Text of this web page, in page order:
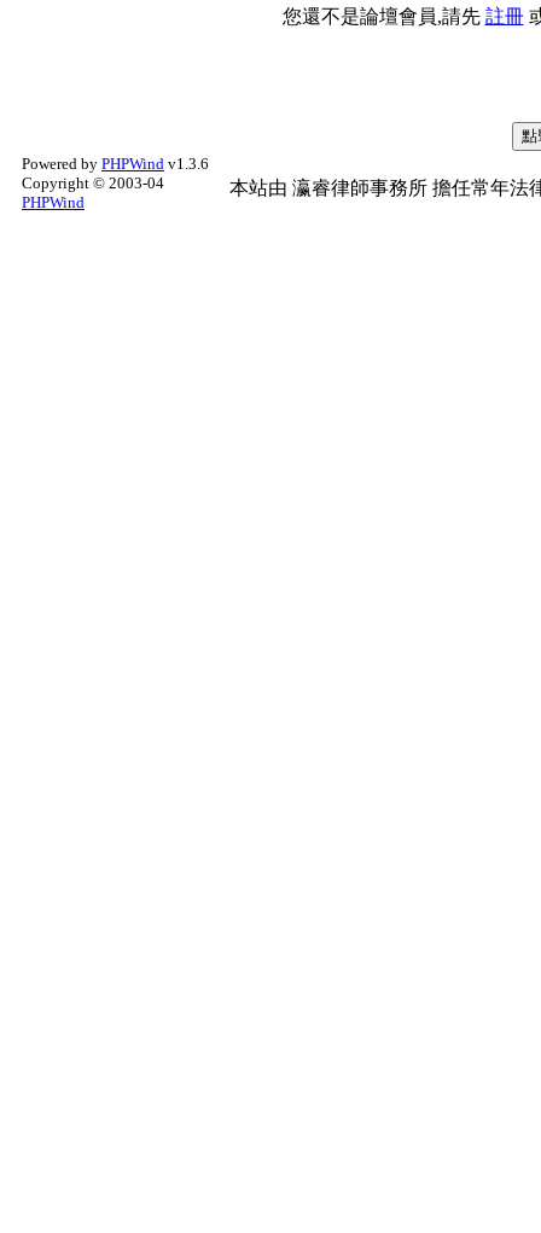
您還不是論壇會員,請先 註冊
Powered by PHPWind v1.3.6
Copyright © 2003-04
PHPWind
本站由 瀛睿律師事務所 擔任常年法